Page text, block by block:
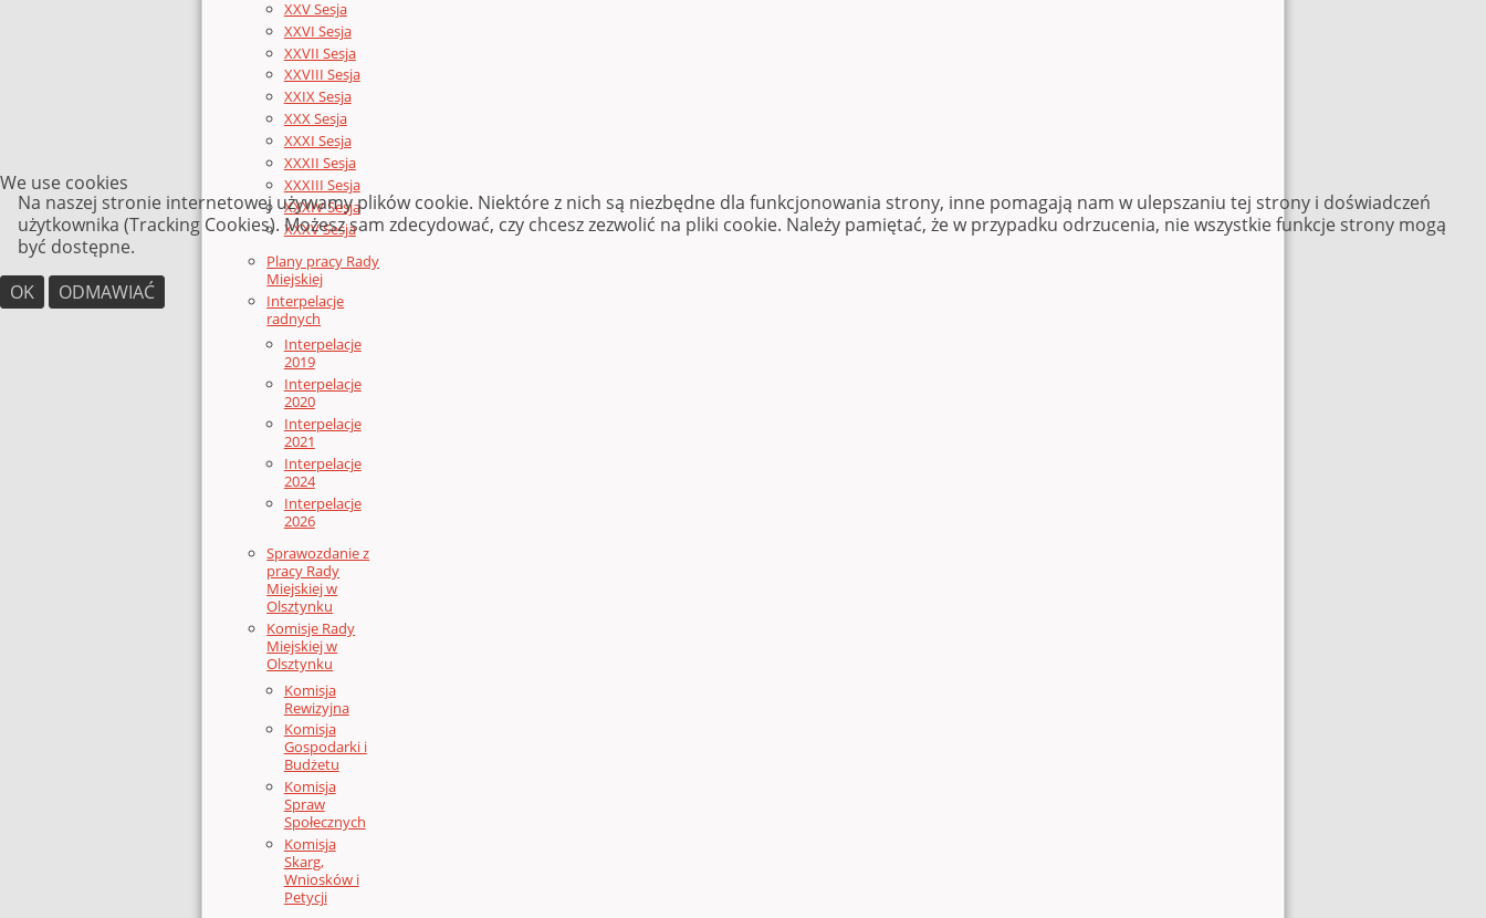
XXV Sesja
XXVI Sesja
XXVII Sesja
XXVIII Sesja
XXIX Sesja
XXX Sesja
XXXI Sesja
XXXII Sesja
XXXIII Sesja
XXXIV Sesja
XXXV Sesja
Plany pracy Rady
Miejskiej
Interpelacje
radnych
Interpelacje
2019
Interpelacje
2020
Interpelacje
2021
Interpelacje
2024
Interpelacje
2026
Sprawozdanie z
pracy Rady
Miejskiej w
Olsztynku
Komisje Rady
Miejskiej w
Olsztynku
Komisja
Rewizyjna
Komisja
Gospodarki i
Budżetu
Komisja
Spraw
Społecznych
Komisja
Skarg,
Wniosków i
Petycji
We use cookies
Na naszej stronie internetowej używamy plików cookie. Niektóre z nich są niezbędne dla funkcjonowania strony, inne pomagają nam w ulepszaniu tej strony i doświadczeń
użytkownika (Tracking Cookies). Możesz sam zdecydować, czy chcesz zezwolić na pliki cookie. Należy pamiętać, że w przypadku odrzucenia, nie wszystkie funkcje strony mogą
być dostępne.
OK
ODMAWIAĆ